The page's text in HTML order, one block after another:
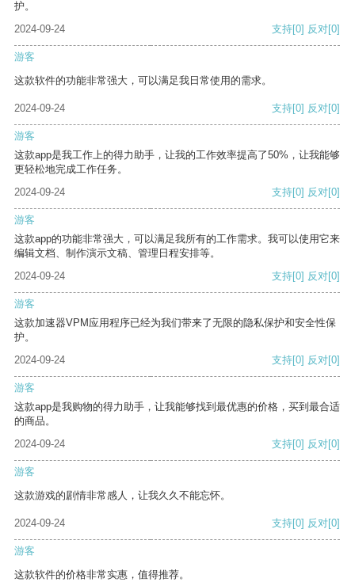
护。
2024-09-24
支持[0] 反对[0]
游客
这款软件的功能非常强大，可以满足我日常使用的需求。
2024-09-24 支持[0] 反对[0]
游客
这款app是我工作上的得力助手，让我的工作效率提高了50%，让我能够
更轻松地完成工作任务。
2024-09-24
支持[0] 反对[0]
游客
这款app的功能非常强大，可以满足我所有的工作需求。我可以使用它来
编辑文档、制作演示文稿、管理日程安排等。
2024-09-24
支持[0] 反对[0]
游客
这款加速器VPM应用程序已经为我们带来了无限的隐私保护和安全性保
护。
2024-09-24
支持[0] 反对[0]
游客
这款app是我购物的得力助手，让我能够找到最优惠的价格，买到最合适
的商品。
2024-09-24
支持[0] 反对[0]
游客
这款游戏的剧情非常感人，让我久久不能忘怀。
2024-09-24 支持[0] 反对[0]
游客
这款软件的价格非常实惠，值得推荐。